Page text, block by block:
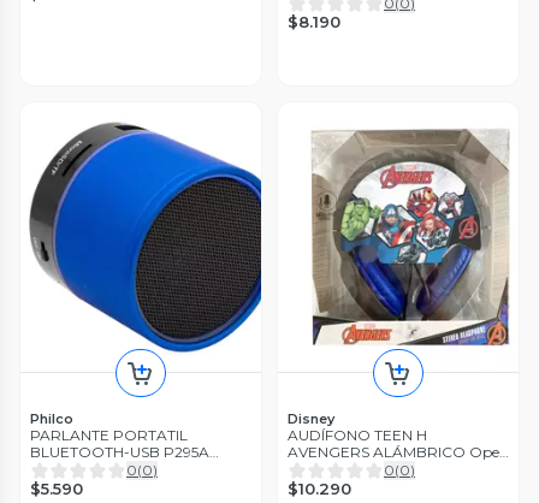
$8.190
Philco
PARLANTE PORTATIL
BLUETOOTH-USB P295A
BLUE Open box
0(0)
$5.590
Disney
AUDÍFONO TEEN H
AVENGERS ALÁMBRICO Open
box
0(0)
$10.290